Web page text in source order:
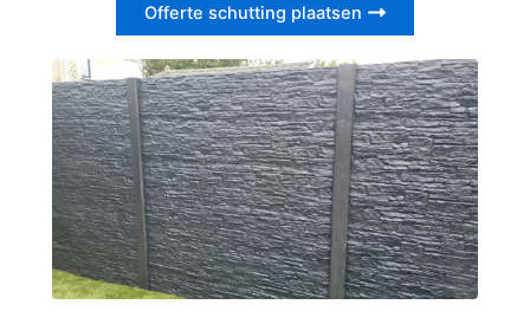
Offerte schutting plaatsen